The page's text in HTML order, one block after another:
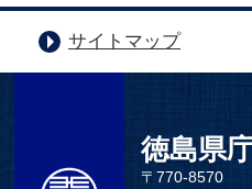
サイトマップ
徳島県
〒770-8570